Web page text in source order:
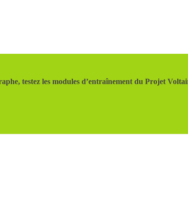
testez les modules d’entraînement du Projet